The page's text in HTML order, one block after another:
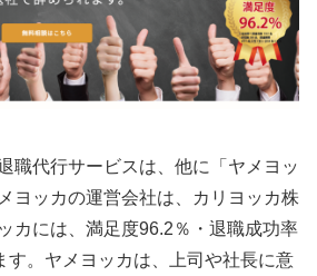
職代行サービスは、他に「ヤメヨッ
ヨッカの運営会社は、カリヨッカ株
カには、満足度96.2％・退職成功率
す。ヤメヨッカは、上司や社長に意